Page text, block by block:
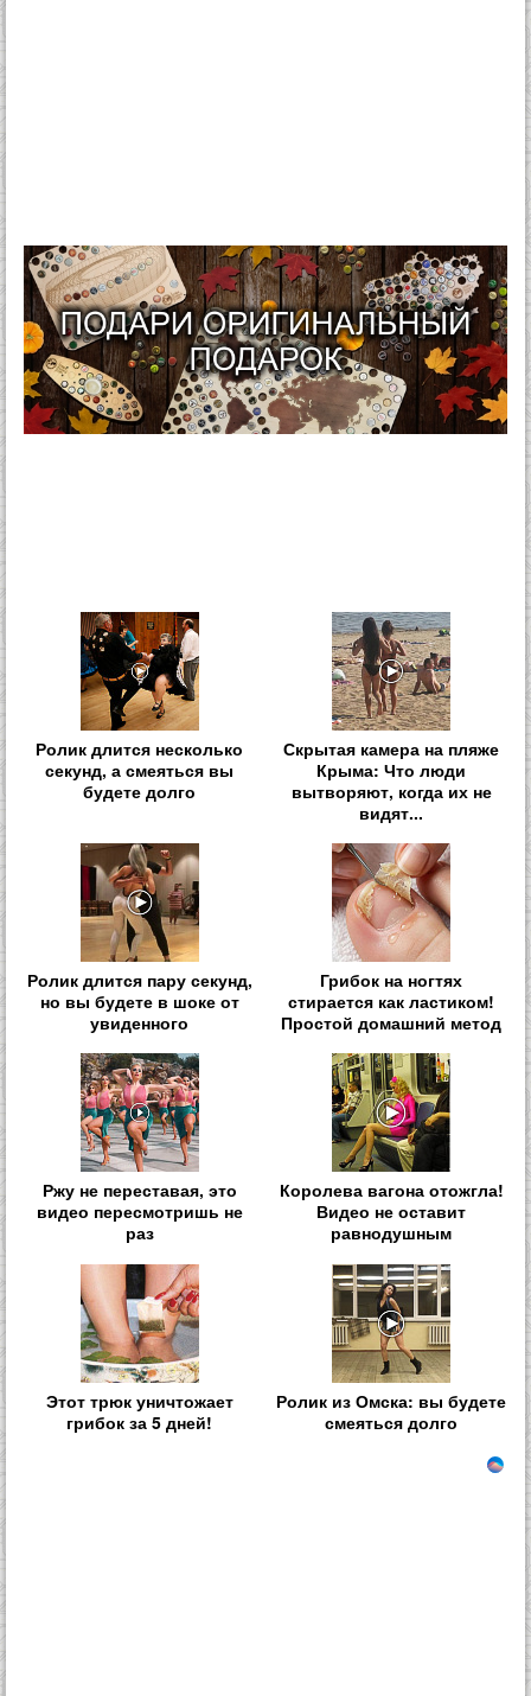
Ролик длится несколько
секунд, а смеяться вы
будете долго
Скрытая камера на пляже
Крыма: Что люди
вытворяют, когда их не
видят...
Ролик длится пару секунд,
но вы будете в шоке от
увиденного
Грибок на ногтях
стирается как ластиком!
Простой домашний метод
Ржу не переставая, это
видео пересмотришь не
раз
Королева вагона отожгла!
Видео не оставит
равнодушным
Этот трюк уничтожает
грибок за 5 дней!
Ролик из Омска: вы будете
смеяться долго